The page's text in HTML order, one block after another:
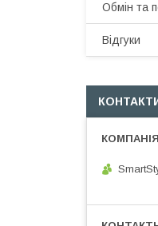
Обмін та
Відгуки